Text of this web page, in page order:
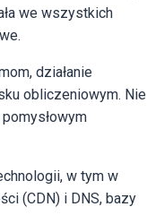
we wszystkich
działanie
obliczeniowym. Nie
w tym w
(CDN) i DNS, bazy